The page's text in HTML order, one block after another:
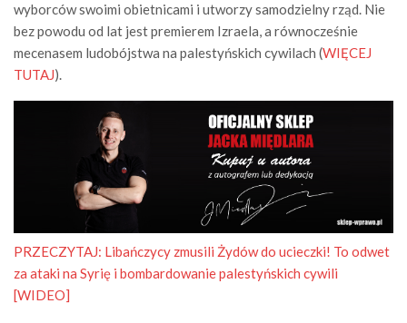
wyborców swoimi obietnicami i utworzy samodzielny rząd. Nie
bez powodu od lat jest premierem Izraela, a równocześnie
mecenasem ludobójstwa na palestyńskich cywilach (WIĘCEJ
TUTAJ).
PRZECZYTAJ: Libańczycy zmusili Żydów do ucieczki! To odwet
za ataki na Syrię i bombardowanie palestyńskich cywili
[WIDEO]